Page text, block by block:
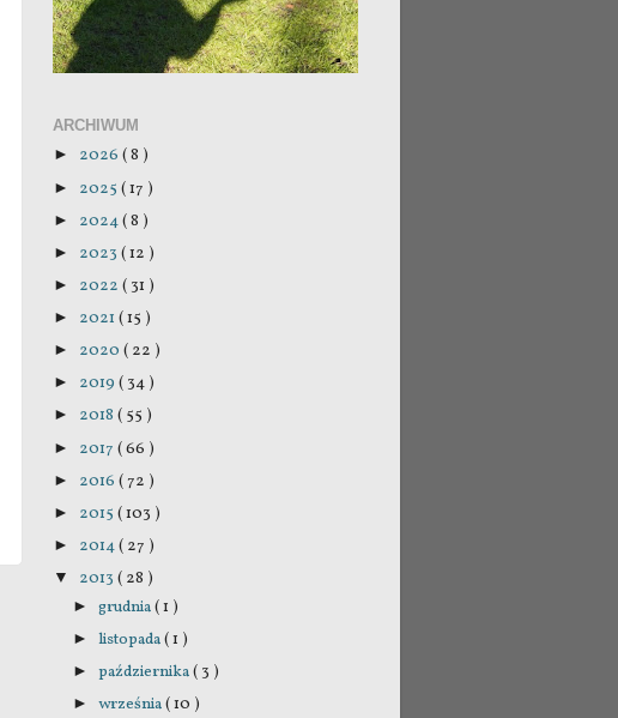
ARCHIWUM
► 2026 ( 8 )
► 2025 ( 17 )
► 2024( 8 )
► 2023 ( 12 )
► 2022 ( 31 )
► 2021 ( 15 )
► 2020 ( 22 )
► 2019 ( 34 )
► 2018 ( 55 )
► 2017 ( 66 )
► 2016 ( 72 )
► 2015 ( 103 )
► 2014( 27 )
▼ 2013 ( 28 )
►grudnia( 1 )
►listopada( 1 )
►października( 3 )
►września( 10 )